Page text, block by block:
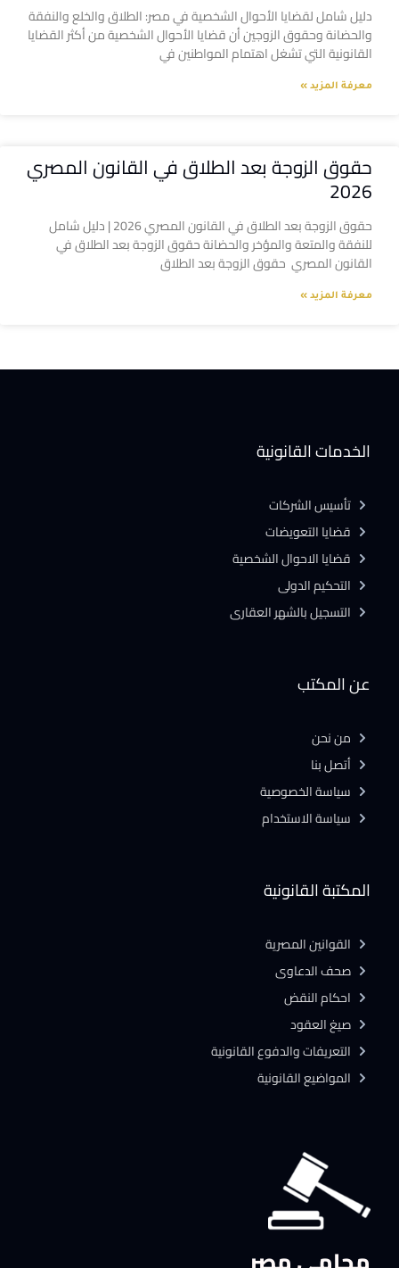
دليل شامل لقضايا الأحوال الشخصية في مصر: الطلاق والخلع والنفقة
والحضانة وحقوق الزوجين أن قضايا الأحوال الشخصية من أكثر القضايا
القانونية التي تشغل اهتمام المواطنين في
معرفة المزيد »
حقوق الزوجة بعد الطلاق في القانون المصري
2026
حقوق الزوجة بعد الطلاق في القانون المصري 2026 | دليل شامل
للنفقة والمتعة والمؤخر والحضانة حقوق الزوجة بعد الطلاق في
القانون المصري حقوق الزوجة بعد الطلاق
معرفة المزيد »
المكتبة القانونية
القوانين المصرية
صحف الدعاوى
احكام النقض
صيغ العقود
التعريفات والدفوع القانونية
المواضيع القانونية
عن المكتب
من نحن
أتصل بنا
سياسة الخصوصية
سياسة الاستخدام
الخدمات القانونية
تأسيس الشركات
قضايا التعويضات
قضايا الاحوال الشخصية
التحكيم الدولى
التسجيل بالشهر العقارى